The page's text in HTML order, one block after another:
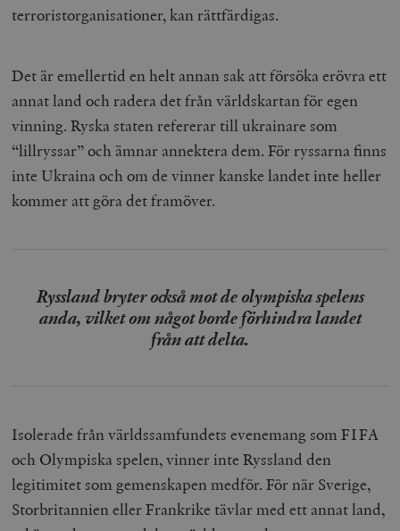
terroristorganisationer, kan rättfärdigas.
Det är emellertid en helt annan sak att försöka erövra ett
annat land och radera det från världskartan för egen
vinning. Ryska staten refererar till ukrainare som
“lillryssar” och ämnar annektera dem. För ryssarna finns
inte Ukraina och om de vinner kanske landet inte heller
kommer att göra det framöver.
Ryssland bryter också mot de olympiska spelens
anda, vilket om något borde förhindra landet
från att delta.
Isolerade från världssamfundets evenemang som FIFA
och Olympiska spelen, vinner inte Ryssland den
legitimitet som gemenskapen medför. För när Sverige,
Storbritannien eller Frankrike tävlar med ett annat land,